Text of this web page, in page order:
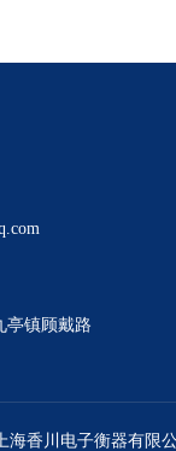
亭镇顾戴路
海香川电子衡器有限